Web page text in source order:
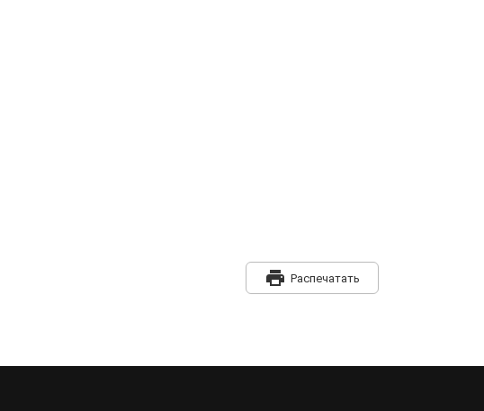
print Распечатать